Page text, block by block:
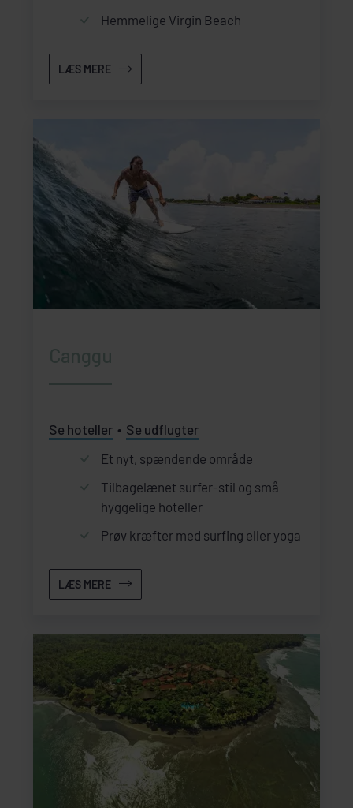
Hemmelige Virgin Beach
LÆS MERE
Canggu
Se hoteller
Se udflugter
Et nyt, spændende område
Tilbagelænet surfer-stil og små
hyggelige hoteller
Prøv kræfter med surfing eller yoga
LÆS MERE